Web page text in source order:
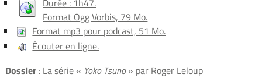
Format Ogg Vorbis, 79 Mo.
Format mp3 pour podcast, 51 Mo.
Écouter en ligne.
Dossier: La série « Yoko Tsuno» par Roger Leloup